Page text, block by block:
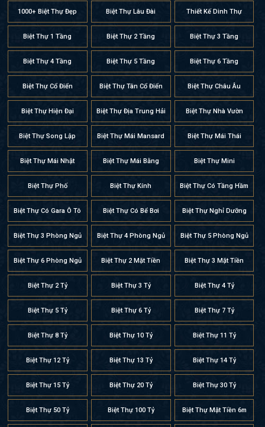
1000+ Biệt Thự Đẹp Biệt Thự Lâu Đài Thiết Kế Dinh Thự
Biệt Thự 1 Tầng Biệt Thự 2 Tầng Biệt Thự 3 Tầng
Biệt Thự 4 Tầng Biệt Thự 5 Tầng Biệt Thự 6 Tầng
Biệt Thự Cổ Điển Biệt Thự Tân Cổ Điển Biệt Thự Châu Âu
Biệt Thự Hiện Đại Biệt Thự Địa Trung Hải Biệt Thự Nhà Vườn
Biệt Thự Song Lập Biệt Thự Mái Mansard Biệt Thự Mái Thái
Biệt Thự Mái Nhật Biệt Thự Mái Bằng Biệt Thự Mini
Biệt Thự Phố Biệt Thự Kính Biệt Thự Có Tầng Hầm
Biệt Thự Có Gara Ô Tô Biệt Thự Có Bể Bơi Biệt Thự Nghỉ Dưỡng
Biệt Thự 3 Phòng Ngủ Biệt Thự 4 Phòng Ngủ Biệt Thự 5 Phòng Ngủ
Biệt Thự 6 Phòng Ngủ Biệt Thự 2 Mặt Tiền Biệt Thự 3 Mặt Tiền
Biệt Thự 2 Tỷ Biệt Thự 3 Tỷ Biệt Thự 4 Tỷ
Biệt Thự 5 Tỷ Biệt Thự 6 Tỷ Biệt Thự 7 Tỷ
Biệt Thự 8 Tỷ Biệt Thự 10 Tỷ Biệt Thự 11 Tỷ
Biệt Thự 12 Tỷ Biệt Thự 13 Tỷ Biệt Thự 14 Tỷ
Biệt Thự 15 Tỷ Biệt Thự 20 Tỷ Biệt Thự 30 Tỷ
Biệt Thự 50 Tỷ Biệt Thự 100 Tỷ Biệt Thự Mặt Tiền 6m